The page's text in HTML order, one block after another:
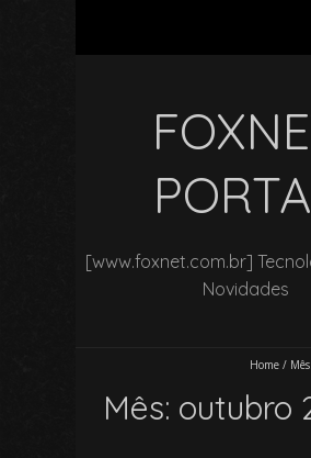
[www.foxnet.com.br]
Novidades
Home / Mês:
Mês: outubro